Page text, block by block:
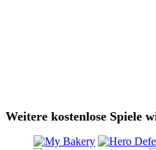
Weitere kostenlose Spiele